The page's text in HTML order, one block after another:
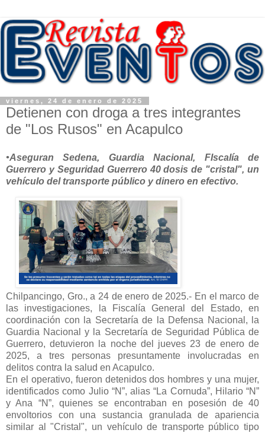
viernes, 24 de enero de 2025
Detienen con droga a tres integrantes
de "Los Rusos" en Acapulco
•Aseguran Sedena, Guardia Nacional, FIscalía de
Guerrero y Seguridad Guerrero 40 dosis de "cristal", un
vehículo del transporte público y dinero en efectivo.
Chilpancingo, Gro., a 24 de enero de 2025.- En el marco de
las investigaciones, la Fiscalía General del Estado, en
coordinación con la Secretaría de la Defensa Nacional, la
Guardia Nacional y la Secretaría de Seguridad Pública de
Guerrero, detuvieron la noche del jueves 23 de enero de
2025, a tres personas presuntamente involucradas en
delitos contra la salud en Acapulco.
En el operativo, fueron detenidos dos hombres y una mujer,
identificados como Julio “N”, alias “La Cornuda”, Hilario “N”
y Ana “N”, quienes se encontraban en posesión de 40
envoltorios con una sustancia granulada de apariencia
similar al "Cristal", un vehículo de transporte público tipo